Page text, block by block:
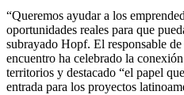
“Queremos ayudar a los
oportunidades reales para que
subrayado Hopf. El responsable
encuentro ha celebrado la
territorios y destacado “el papel
entrada para los proyectos